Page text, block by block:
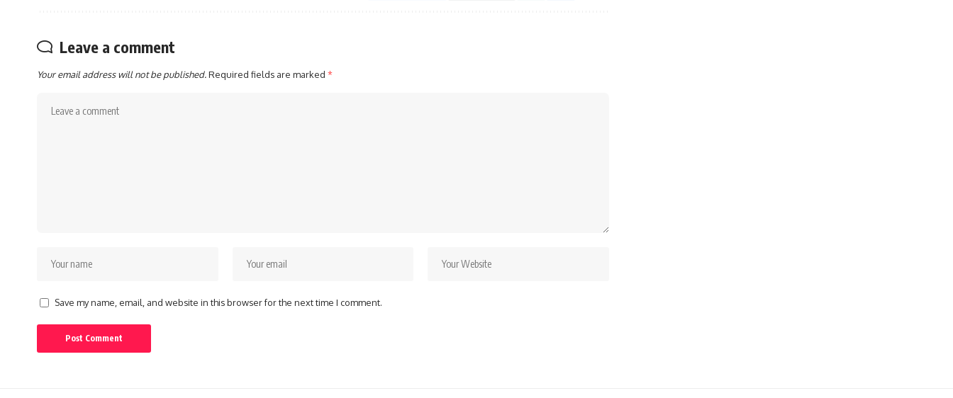
Leave a comment
Your email address will not be published.Required fields are marked *
Save my name, email, and website in this browser for the next time I comment.